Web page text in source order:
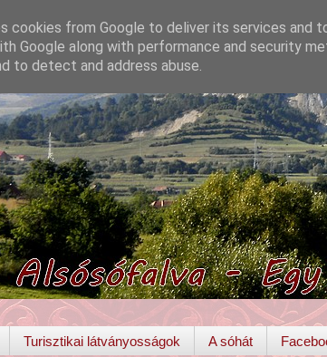
Turisztikai látványosságok A sóhát
cookies from Google to deliver its services and
Google along with performance and security
to detect and address abuse.